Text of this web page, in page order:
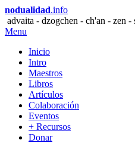
nodualidad.info
advaita - dzogchen - ch'an - zen -
Menu
Inicio
Intro
Maestros
Libros
Artículos
Colaboración
Eventos
+ Recursos
Donar